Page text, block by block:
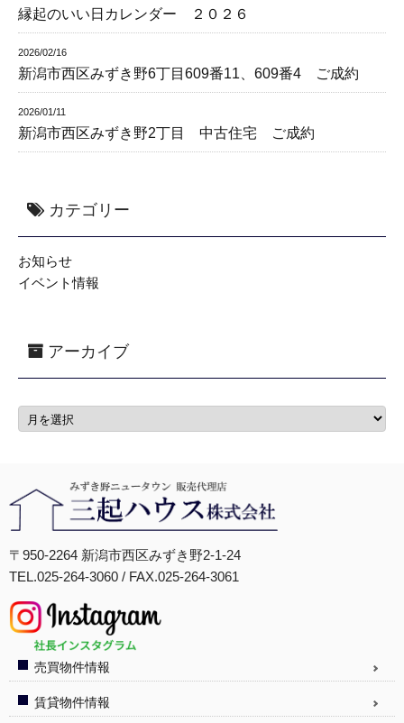
縁起のいい日カレンダー ２０２６
2026/02/16
新潟市西区みずき野6丁目609番11、609番4 ご成約
2026/01/11
新潟市西区みずき野2丁目 中古住宅 ご成約
カテゴリー
お知らせ
イベント情報
アーカイブ
〒950-2264 新潟市西区みずき野2-1-24
TEL.025-264-3060 / FAX.025-264-3061
売買物件情報
賃貸物件情報